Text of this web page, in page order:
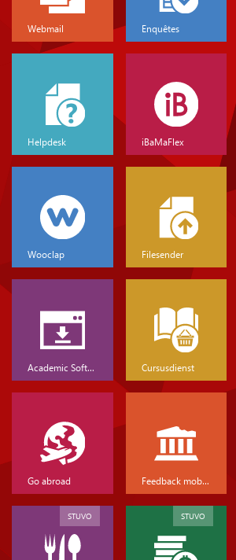
Webmail Enquêtes
Helpdesk iBaMaFlex
Wooclap Filesender
Academic Software Cursusdienst
Go abroad Feedback mobiliteit
STUVO STUVO